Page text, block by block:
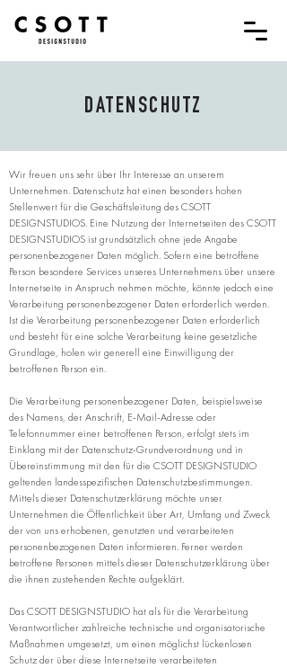
DATENSCHUTZ
Wir freuen uns sehr über Ihr Interesse an unserem
Unternehmen. Datenschutz hat einen besonders hohen
Stellenwert für die Geschäftsleitung des CSOTT
DESIGNSTUDIOS. Eine Nutzung der Internetseiten des CSOTT
DESIGNSTUDIOS ist grundsätzlich ohne jede Angabe
personenbezogener Daten möglich. Sofern eine betroffene
Person besondere Services unseres Unternehmens über unsere
Internetseite in Anspruch nehmen möchte, könnte jedoch eine
Verarbeitung personenbezogener Daten erforderlich werden.
Ist die Verarbeitung personenbezogener Daten erforderlich
und besteht für eine solche Verarbeitung keine gesetzliche
Grundlage, holen wir generell eine Einwilligung der
betroffenen Person ein.
Die Verarbeitung personenbezogener Daten, beispielsweise
des Namens, der Anschrift, E-Mail-Adresse oder
Telefonnummer einer betroffenen Person, erfolgt stets im
Einklang mit der Datenschutz-Grundverordnung und in
Übereinstimmung mit den für die CSOTT DESIGNSTUDIO
geltenden landesspezifischen Datenschutzbestimmungen.
Mittels dieser Datenschutzerklärung möchte unser
Unternehmen die Öffentlichkeit über Art, Umfang und Zweck
der von uns erhobenen, genutzten und verarbeiteten
personenbezogenen Daten informieren. Ferner werden
betroffene Personen mittels dieser Datenschutzerklärung über
die ihnen zustehenden Rechte aufgeklärt.
Das CSOTT DESIGNSTUDIO hat als für die Verarbeitung
Verantwortlicher zahlreiche technische und organisatorische
Maßnahmen umgesetzt, um einen möglichst lückenlosen
Schutz der über diese Internetseite verarbeiteten